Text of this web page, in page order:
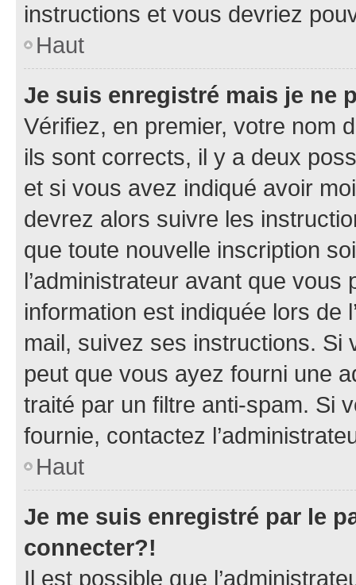
instructions et vous devriez
Haut
Je suis enregistré mais je ne
Vérifiez, en premier, votre nom
ils sont corrects, il y a deux
et si vous avez indiqué avoir
devrez alors suivre les
que toute nouvelle inscription
l’administrateur avant que
information est indiquée lors de
mail, suivez ses instructions. Si
peut que vous ayez fourni une
traité par un filtre anti-spam. Si
fournie, contactez
Haut
Je me suis enregistré par le
connecter?!
Il est possible que